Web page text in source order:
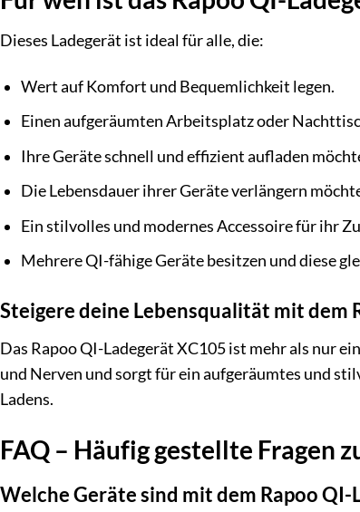
Dieses Ladegerät ist ideal für alle, die:
Wert auf Komfort und Bequemlichkeit legen.
Einen aufgeräumten Arbeitsplatz oder
Ihre Geräte schnell und effizient aufladen
Die Lebensdauer ihrer Geräte verlängern
Ein stilvolles und modernes Accessoire für ihr
Mehrere QI-fähige Geräte besitzen und diese
Steigere deine Lebensqualität mit dem
Das Rapoo QI-Ladegerät XC105 ist mehr als nur
und Nerven und sorgt für ein aufgeräumtes und
Ladens.
FAQ – Häufig gestellte Fragen
Welche Geräte sind mit dem Rapoo